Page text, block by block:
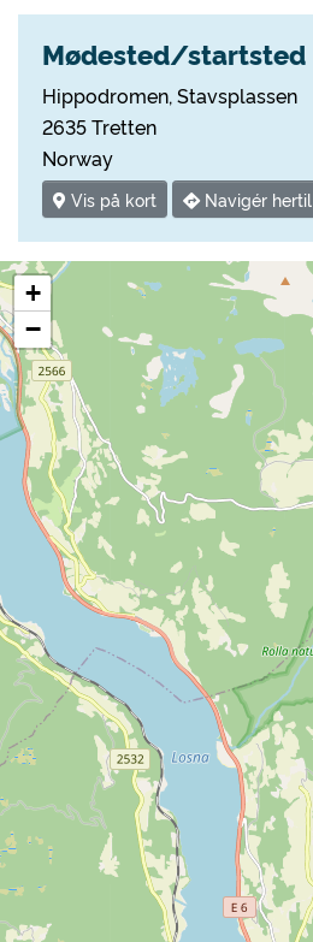
Mødested/startsted
Hippodromen, Stavsplassen
2635 Tretten
Norway
Vis på kort Navigér hertil
+
−